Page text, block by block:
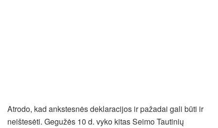
Atrodo, kad ankstesnės deklaracijos ir pažadai gali būti ir
neištesėti. Gegužės 10 d. vyko kitas Seimo Tautinių